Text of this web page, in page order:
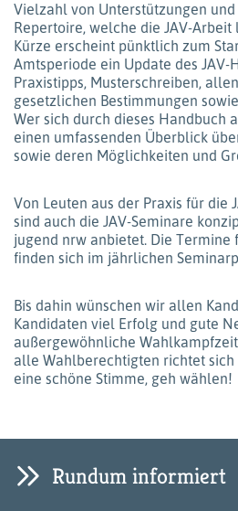
Vielzahl von Unterstützungen
Repertoire, welche die JAV-
Kürze erscheint pünktlich zum
Amtsperiode ein Update des JAV-
Praxistipps, Musterschreiben,
gesetzlichen Bestimmungen
Wer sich durch dieses Handbuch
einen umfassenden Überblick
sowie deren Möglichkeiten und
Von Leuten aus der Praxis für die
sind auch die JAV-Seminare
jugend nrw anbietet. Die Termine
finden sich im jährlichen
Bis dahin wünschen wir allen
Kandidaten viel Erfolg und gute
außergewöhnliche
alle Wahlberechtigten richtet sich
eine schöne Stimme, geh wählen!
Rundum informiert